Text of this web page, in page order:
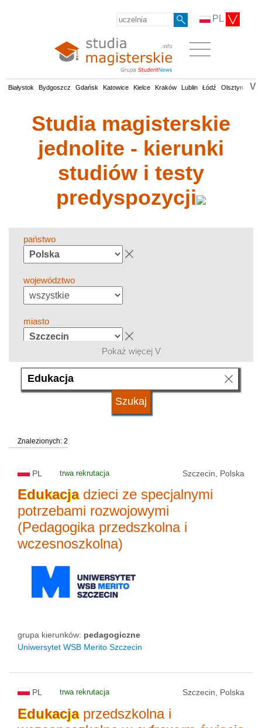
PL
Białystok Bydgoszcz Gdańsk Katowice Kielce Kraków Lublin Łódź Olsztyn V
Studia magisterskie
jednolite - kierunki
studiów i testy
predyspozycji
państwo
województwo
miasto
grupa kierunków
system studiów
status uczelni
Pokaż więcej V
Znalezionych: 2
PL trwa rekrutacja Szczecin, Polska
Edukacjadzieci ze specjalnymi
potrzebami rozwojowymi
(Pedagogika przedszkolna i
wczesnoszkolna)
grupa kierunków: pedagogiczne
Uniwersytet WSB Merito Szczecin
PL trwa rekrutacja Szczecin, Polska
Edukacjaprzedszkolna i